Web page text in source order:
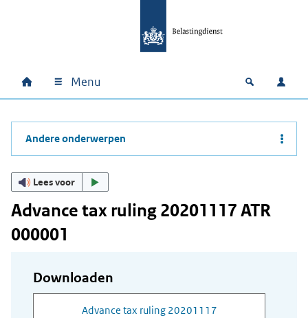
Hoofdnavigatie
Home Menu Open
Andere onderwerpen
Lees voor
Advance tax ruling 20201117 ATR
000001
Downloaden
Advance tax ruling 20201117